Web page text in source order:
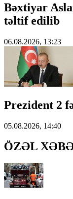
Bəxtiyar
təltif edilib
06.08.2026, 13:23
Prezident 2
05.08.2026, 14:40
ÖZƏL